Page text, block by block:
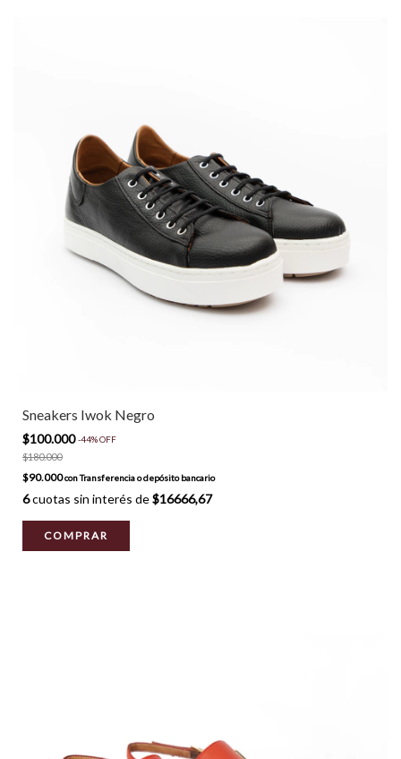
Sneakers Iwok Negro
$100.000-44%OFF
$180.000
$90.000conTransferencia o depósito bancario
6cuotas sin interés de$16666,67
COMPRAR